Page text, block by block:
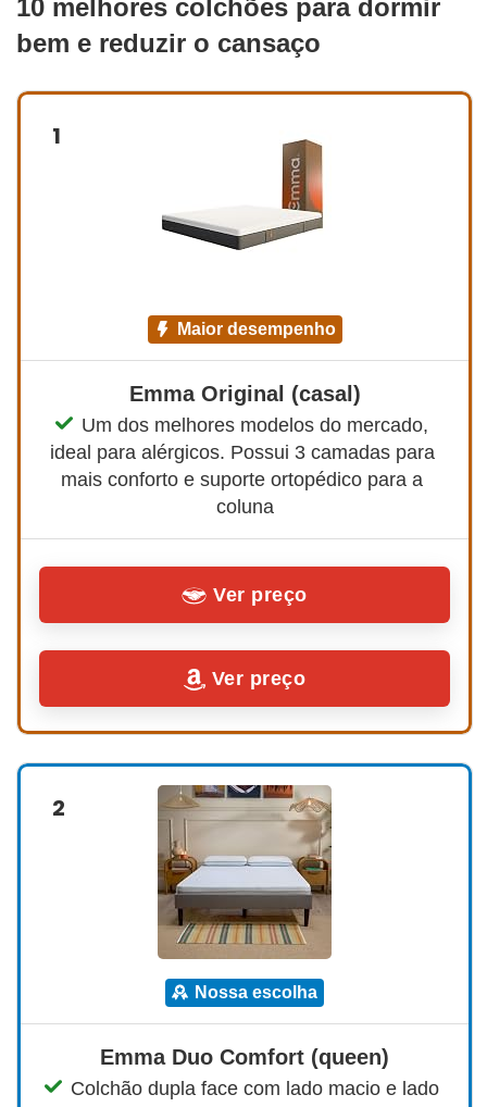
10 melhores colchões para dormir
bem e reduzir o cansaço
1
maior desempenho
Emma Original (casal)
Um dos melhores modelos do mercado,
ideal para alérgicos. Possui 3 camadas para
mais conforto e suporte ortopédico para a
coluna
Ver preço
Ver preço
2
nossa escolha
Emma Duo Comfort (queen)
Colchão dupla face com lado macio e lado